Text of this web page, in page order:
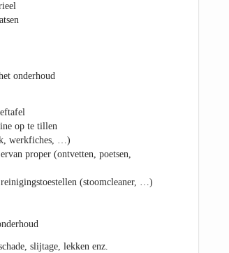
onderhoud
op te tillen
werkfiches, …)
proper (ontvetten, poetsen,
(stoomcleaner, …)
slijtage, lekken enz.